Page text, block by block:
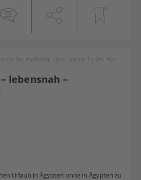
lebensnah –
Der Magischen Tiere. Endlich Ferien: Max
Urlaub in Ägypten ohne in Ägypten zu